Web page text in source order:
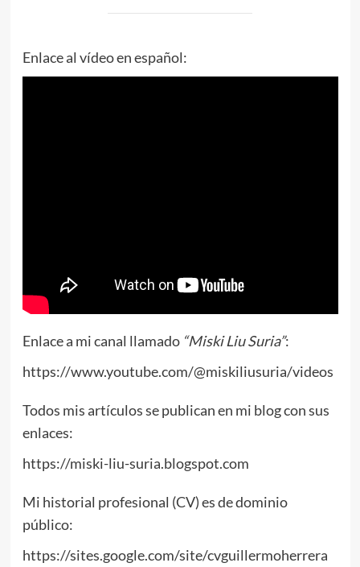
Enlace al vídeo en español:
Enlace a mi canal llamado “Miski Liu Suria”:
https://www.youtube.com/@miskiliusuria/videos
Todos mis artículos se publican en mi blog con sus
enlaces:
https://miski-liu-suria.blogspot.com
Mi historial profesional (CV) es de dominio
público:
https://sites.google.com/site/cvguillermoherrera